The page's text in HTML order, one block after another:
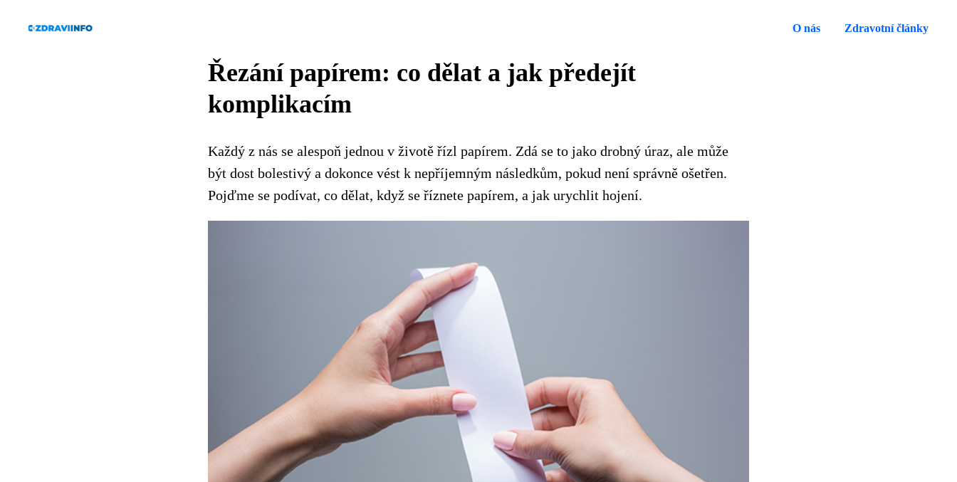
O nás Zdravotní články
Řezání papírem: co dělat a jak předejít
komplikacím
Každý z nás se alespoň jednou v životě řízl papírem. Zdá se to jako drobný úraz, ale může
být dost bolestivý a dokonce vést k nepříjemným následkům, pokud není správně ošetřen.
Pojďme se podívat, co dělat, když se říznete papírem, a jak urychlit hojení.